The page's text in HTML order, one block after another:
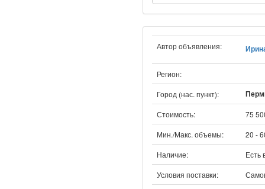
Автор объявления:
Регион:
Город (нас. пункт):
Стоимость:
75
Мин./Макс. объемы:
20 -
Наличие:
Есть
Условия поставки: